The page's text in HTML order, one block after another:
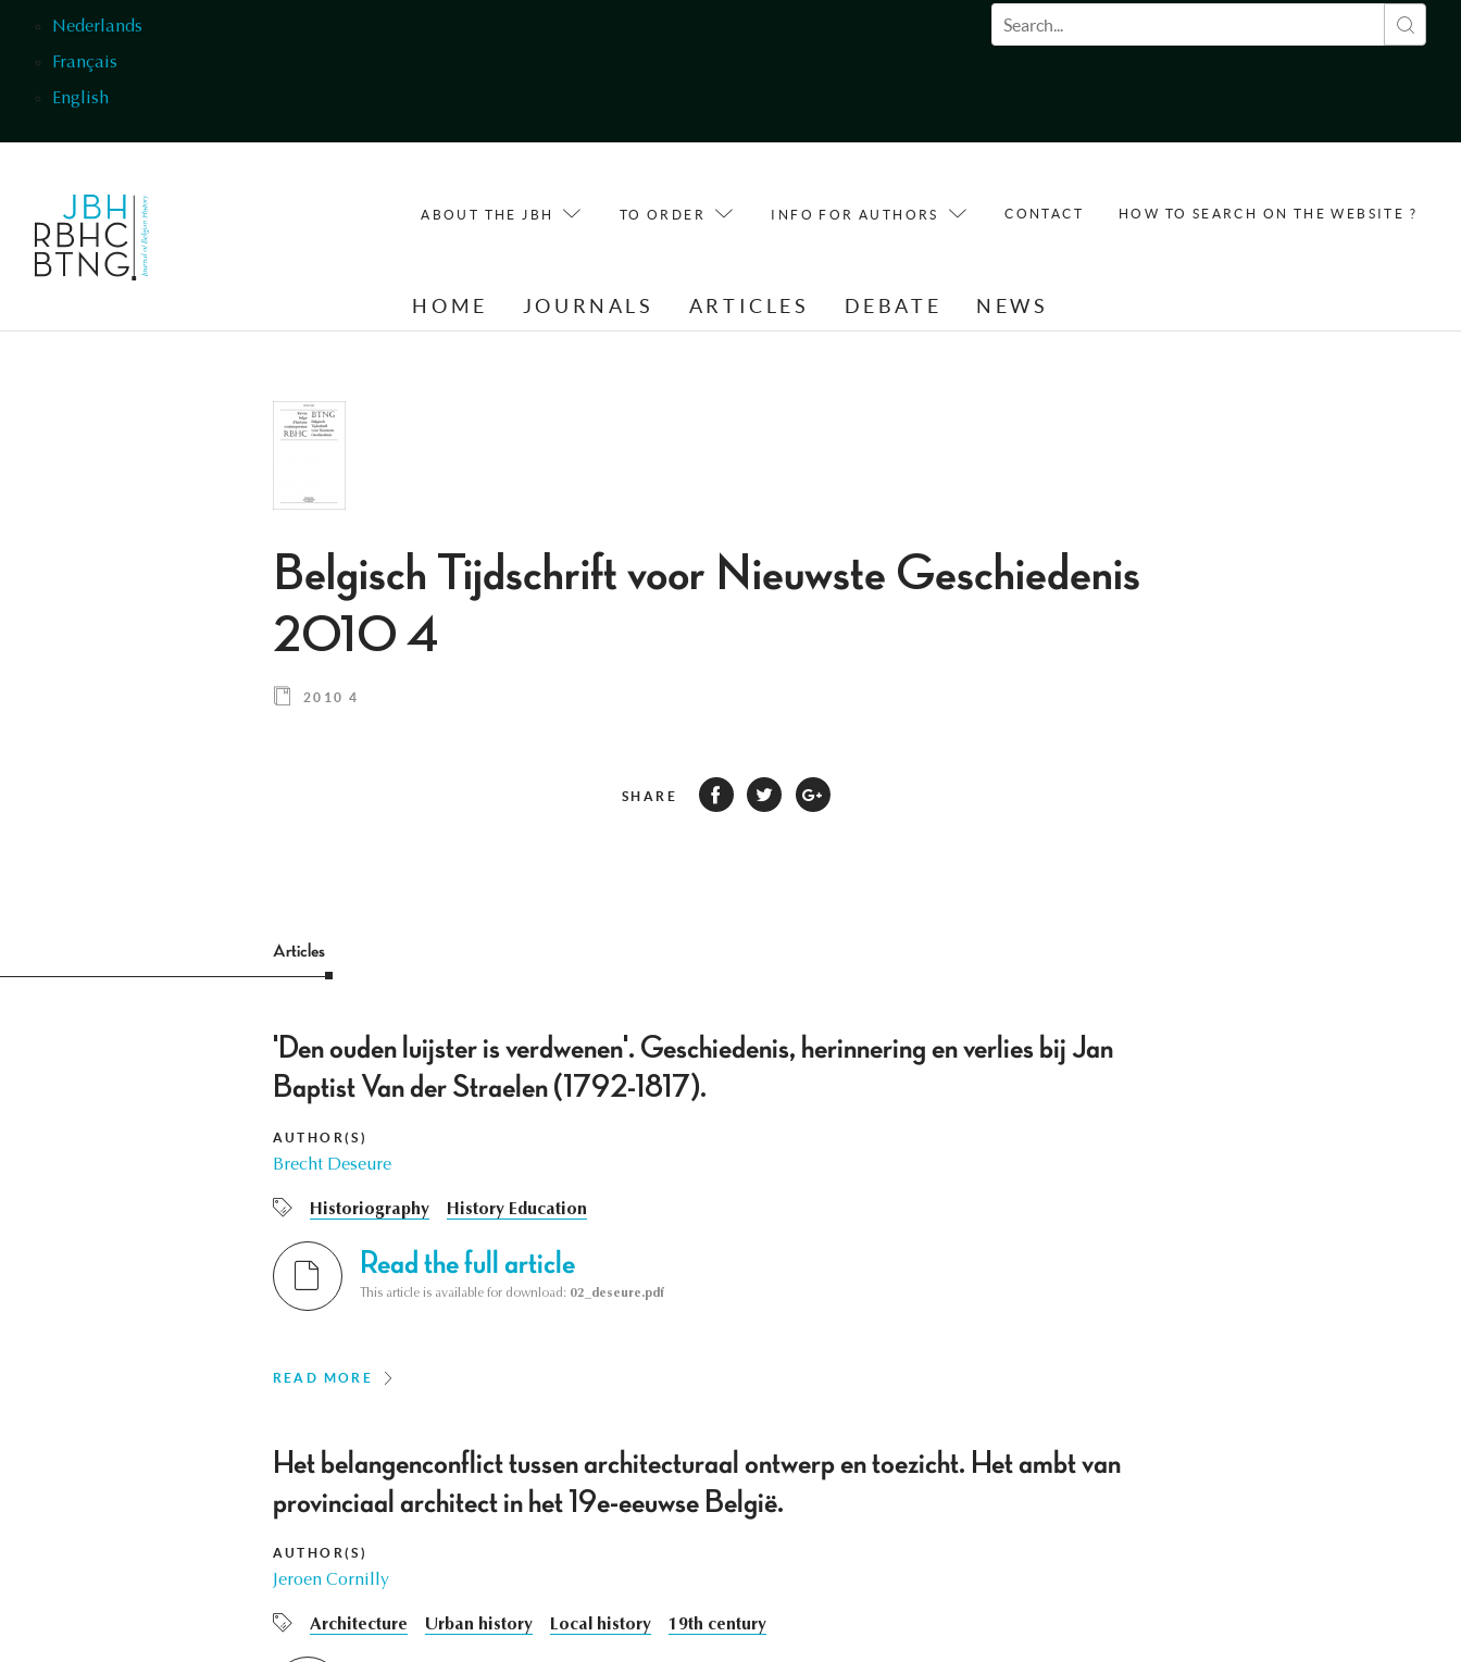
Nederlands
Français
English
Search form
ABOUT THE JBH TO ORDER INFO FOR AUTHORS CONTACT HOW TO SEARCH ON THE WEBSITE ?
HOME JOURNALS ARTICLES DEBATE NEWS
Belgisch Tijdschrift voor Nieuwste Geschiedenis
2010 4
2010 4
SHARE
Articles
'Den ouden luijster is verdwenen'. Geschiedenis, herinnering en verlies bij Jan
Baptist Van der Straelen (1792-1817).
AUTHOR(S)
Brecht Deseure
Historiography History Education
Read the full article
This article is available for download: 02_deseure.pdf
READ MORE
Het belangenconflict tussen architecturaal ontwerp en toezicht. Het ambt van
provinciaal architect in het 19e-eeuwse België.
AUTHOR(S)
Jeroen Cornilly
Architecture Urban history Local history 19th century